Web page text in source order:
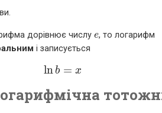
дорівнює числу e
e, то логарифм
і записується
lnb = x
lnb =x